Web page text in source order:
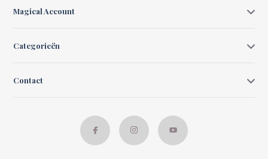
Magical Account
Categorieën
Contact